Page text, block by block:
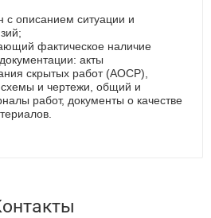
с описанием ситуации и
фактическое наличие
акты
скрытых работ (АОСР),
и чертежи, общий и
работ, документы о качестве